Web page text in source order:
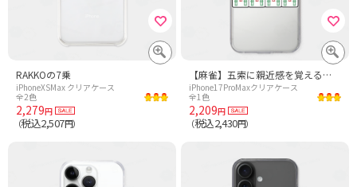
RAKKOの7乗
iPhoneXSMax クリアケース
全2色
2,279円
（税込2,507円）
【麻雀】五索に親近感を覚えるカワウソ
iPhone17ProMaxクリアケース
全1色
2,209円
（税込2,430円）